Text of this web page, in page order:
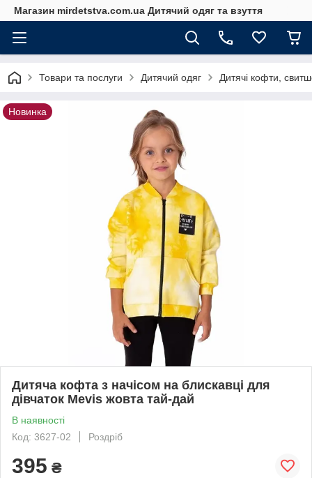
Магазин mirdetstva.com.ua Дитячий одяг та взуття
Товари та послуги Дитячий одяг Дитячі кофти,
Новинка
Дитяча кофта з начісом на блискавці для
дівчаток Mevis жовта тай-дай
В наявності
Код: 3627-02
Роздріб
395 ₴